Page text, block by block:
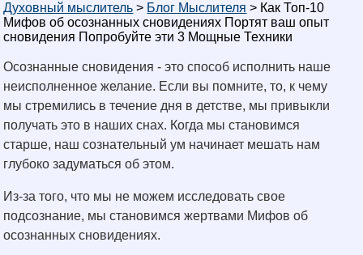
Духовный мыслитель > Блог Мыслителя > Как Топ-10
Мифов об осознанных сновидениях Портят ваш опыт
сновидения Попробуйте эти 3 Мощные Техники
Осознанные сновидения - это способ исполнить наше
неисполненное желание. Если вы помните, то, к чему
мы стремились в течение дня в детстве, мы привыкли
получать это в наших снах. Когда мы становимся
старше, наш сознательный ум начинает мешать нам
глубоко задуматься об этом.
Из-за того, что мы не можем исследовать свое
подсознание, мы становимся жертвами Мифов об
осознанных сновидениях.